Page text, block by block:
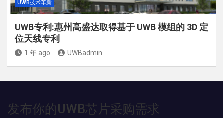
UWB技术革新
UWB专利:惠州高盛达取得基于 UWB 模组的 3D 定
位天线专利
1 年 ago UWBadmin
发布你的UWB芯片采购需求